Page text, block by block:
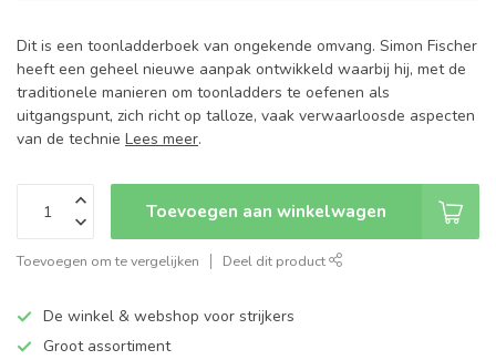
Dit is een toonladderboek van ongekende omvang. Simon Fischer
heeft een geheel nieuwe aanpak ontwikkeld waarbij hij, met de
traditionele manieren om toonladders te oefenen als
uitgangspunt, zich richt op talloze, vaak verwaarloosde aspecten
van de technie Lees meer.
Toevoegen aan winkelwagen
Toevoegen om te vergelijken Deel dit product
De winkel & webshop voor strijkers
Groot assortiment